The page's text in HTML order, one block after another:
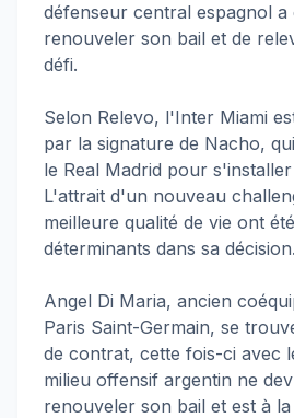
défenseur central espagnol a
renouveler son bail et de
défi.
Selon Relevo, l'Inter Miami
par la signature de Nacho,
le Real Madrid pour
L'attrait d'un nouveau
meilleure qualité de vie ont
déterminants dans sa décision.
Angel Di Maria, ancien
Paris Saint-Germain, se
de contrat, cette fois-ci avec
milieu offensif argentin ne
renouveler son bail et est à